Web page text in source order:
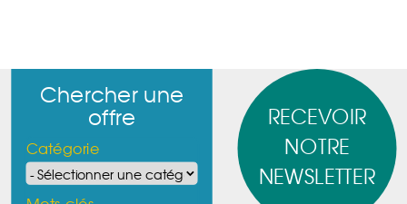
RECEVOIR
NOTRE
NEWSLETTER
Chercher une
offre
Catégorie